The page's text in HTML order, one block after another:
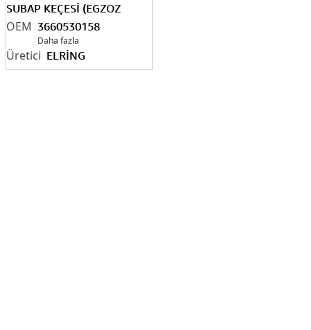
3660530158
Daha fazla
SUBAP KEÇESİ (EGZOZ
GENİŞ) 3660530158
ELRİNG